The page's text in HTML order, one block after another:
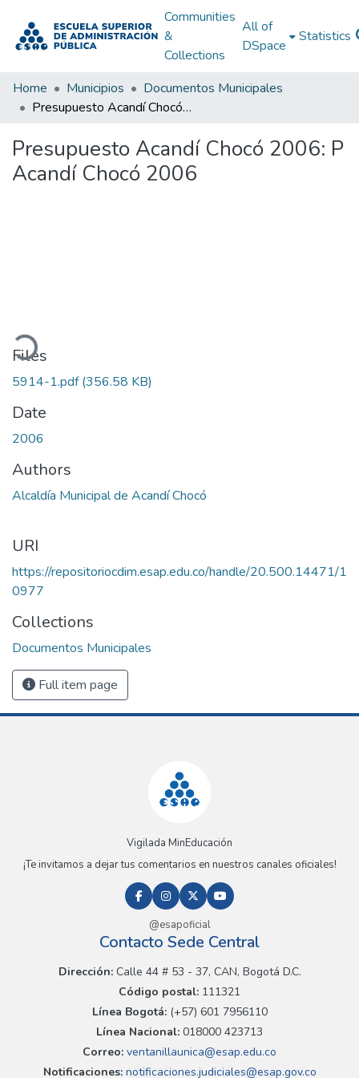
Communities
&
Collections
All of
DSpace
Statistics
Home Municipios
Documentos Municipales
Presupuesto Acandí Chocó 2006: P Acandí Chocó 2006
Presupuesto Acandí Chocó 2006: P
Acandí Chocó 2006
Files
5914-1.pdf(356.58 KB)
Date
2006
Authors
Alcaldía Municipal de Acandí Chocó
URI
https://repositoriocdim.esap.edu.co/handle/20.500.14471/1
0977
Collections
Documentos Municipales
Full item page
Vigilada MinEducación
¡Te invitamos a dejar tus comentarios en nuestros canales oficiales!
@esapoficial
Contacto Sede Central
Dirección:Calle 44 # 53 - 37, CAN, Bogotá D.C.
Código postal: 111321
Línea Bogotá:(+57) 601 7956110
Línea Nacional: 018000 423713
Correo: ventanillaunica@esap.edu.co
Notificaciones:notificaciones.judiciales@esap.gov.co